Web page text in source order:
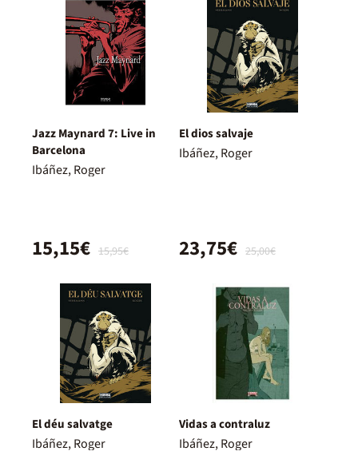
Jazz Maynard 7: Live in
Barcelona
Ibáñez, Roger
15,95€
15,15€
El dios salvaje
Ibáñez, Roger
25,00€
23,75€
El déu salvatge
Ibáñez, Roger
Vidas a contraluz
Ibáñez, Roger